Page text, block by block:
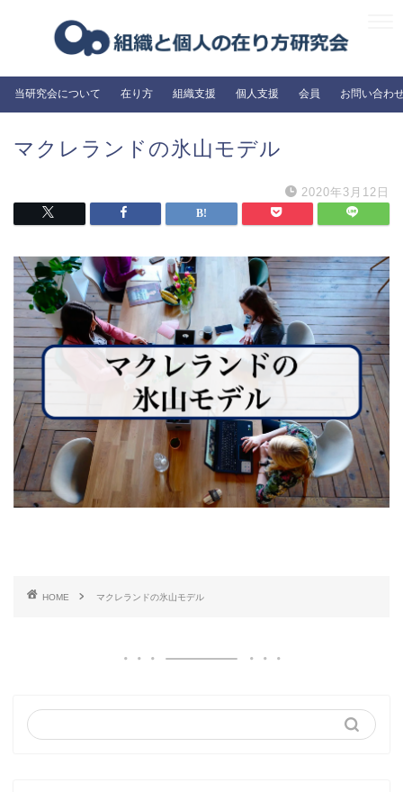
当研究会について 在り方 組織支援 個人支援 会員 お問い合わ
マクレランドの氷山モデル
2020年3月12日
HOME マクレランドの氷山モデル